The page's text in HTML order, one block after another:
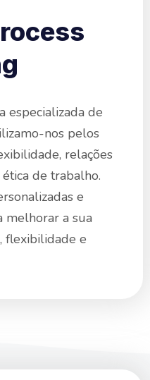
especializada de
nos pelos
relações
de trabalho.
e
melhorar a sua
flexibilidade e